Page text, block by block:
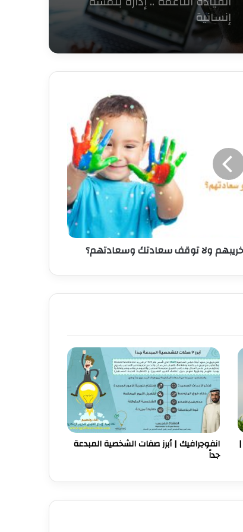
ماذا تعرف عن الإدارة
الاستراتيجية؟
كيف تستعد للانضمام لدورة
12 نصيحة لتصبح مديرًا لا يُنسى!
حجر الأساس للاقتصادات
القيادة الناعمة .. إدارة بلمسة
إنسانية
ماذا تعرف عن الإدارة
الاستراتيجية؟
كيف تستعد للانضمام لدورة
تدريب المدربين
ولا توقف سعادتك وسعادتهم؟
| انفوجرافيك | أبرز صفات الشخصية المبدعة
جداً